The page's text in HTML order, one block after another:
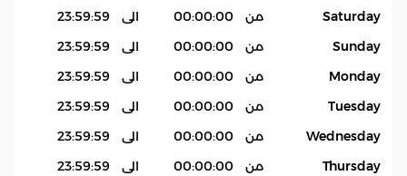
Saturday من 00:00:00 الى
23:59:59
Sunday
من 00:00:00 الى
23:59:59
Monday
من 00:00:00 الى
23:59:59
Tuesday
من 00:00:00 الى
23:59:59
Wednesday
من 00:00:00 الى
23:59:59
Thursday
من 00:00:00 الى
23:59:59